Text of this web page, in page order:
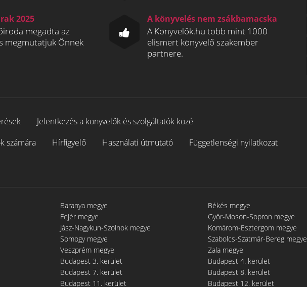
2025
megadta az
megmutatjuk Önnek
A könyvelés nem zsákbamacska
A Könyvelők.hu több mint 1000
elismert könyvelő szakember
partnere.
Jelentkezés a könyvelők és szolgáltatók közé
számára
Hírfigyelő Használati útmutató
Függetlenségi nyilatkozat
Baranya megye Békés megye
Fejér megye Győr-Moson-Sopron megye
Jász-Nagykun-Szolnok megye Komárom-Esztergom megye
Somogy megye Szabolcs-Szatmár-Bereg megye
Veszprém megye Zala megye
Budapest 3. kerület Budapest 4. kerület
Budapest 7. kerület Budapest 8. kerület
Budapest 11. kerület Budapest 12. kerület